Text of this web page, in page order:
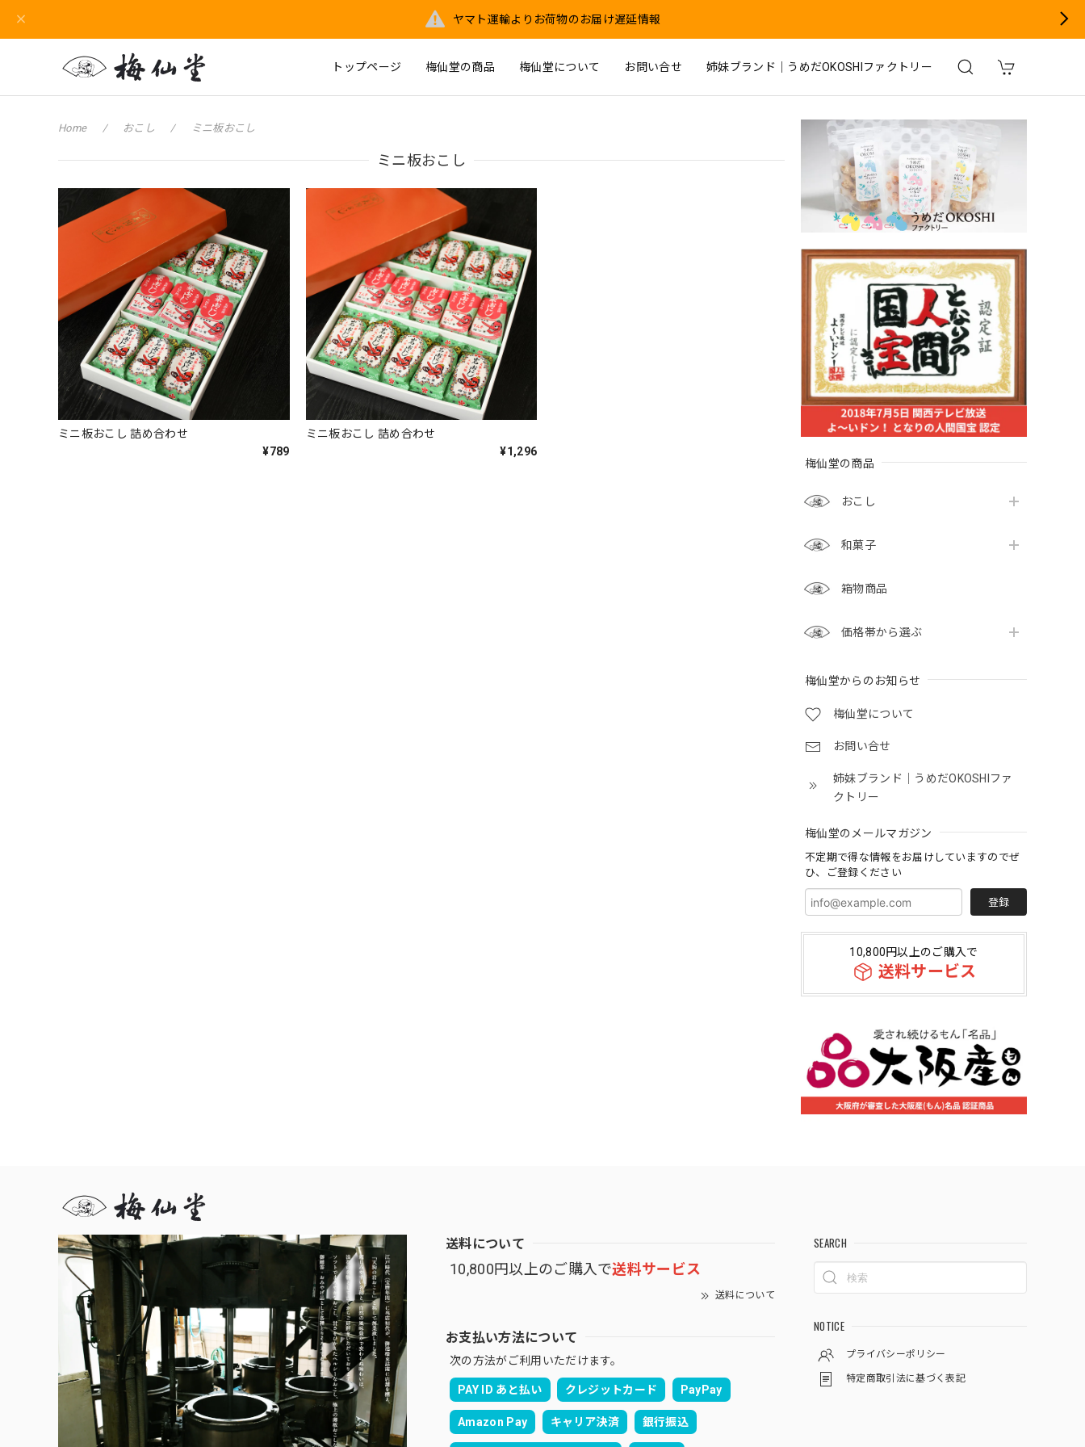
ヤマト運輸よりお荷物のお届け遅延情報
トップページ 梅仙堂の商品 梅仙堂について お問い合せ 姉妹ブランド｜うめだOKOSHIファクトリー
梅仙堂の商品
おこし
和菓子
箱物商品
価格帯から選ぶ
梅仙堂からのお知らせ
梅仙堂について
お問い合せ
姉妹ブランド｜うめだOKOSHIファ
クトリー
梅仙堂のメールマガジン
不定期で得な情報をお届けしていますのでぜ
ひ、ご登録ください
登録
10,800円以上のご購入で
送料サービス
Home おこし ミニ板おこし
ミニ板おこし
ミニ板おこし 詰め合わせ
¥789
ミニ板おこし 詰め合わせ
¥1,296
送料について
10,800円以上のご購入で送料サービス
送料について
お支払い方法について
次の方法がご利用いただけます。
PAY ID あと払い クレジットカード PayPay
Amazon Pay キャリア決済 銀行振込
SEARCH
NOTICE
プライバシーポリシー
特定商取引法に基づく表記